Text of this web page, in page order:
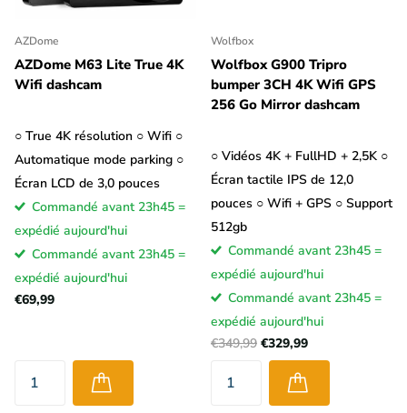
AZDome
AZDome M63 Lite True 4K
Wifi dashcam
○ True 4K résolution ○ Wifi ○
Automatique mode parking ○
Écran LCD de 3,0 pouces
Commandé avant 23h45 =
expédié aujourd'hui
Commandé avant 23h45 =
expédié aujourd'hui
€69,99
Wolfbox
Wolfbox G900 Tripro
bumper 3CH 4K Wifi GPS
256 Go Mirror dashcam
○ Vidéos 4K + FullHD + 2,5K ○
Écran tactile IPS de 12,0
pouces ○ Wifi + GPS ○ Support
512gb
Commandé avant 23h45 =
expédié aujourd'hui
Commandé avant 23h45 =
expédié aujourd'hui
€349,99 €329,99